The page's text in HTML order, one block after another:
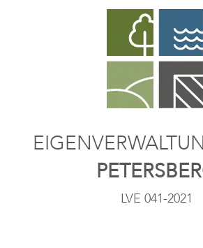
LVE 041-2021